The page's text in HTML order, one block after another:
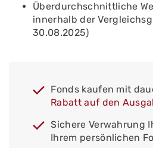
Überdurchschnittliche
innerhalb der
30.08.2025)
Fonds kaufen mit
Rabatt auf den
Sichere Verwahrung
Ihrem persönlichen